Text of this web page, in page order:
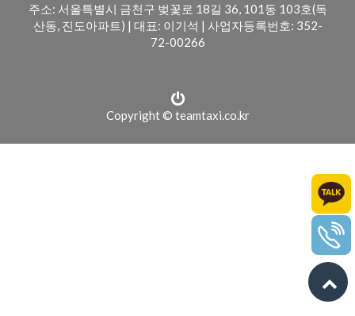
주소: 서울특별시 금천구 벚꽃로 18길 36, 101동 103호(독
산동, 진도아파트) | 대표: 이기석 | 사업자등록번호: 352-
72-00266
Copyright © teamtaxi.co.kr